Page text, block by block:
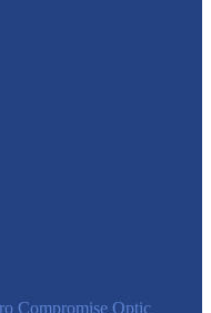
Compromise Optic